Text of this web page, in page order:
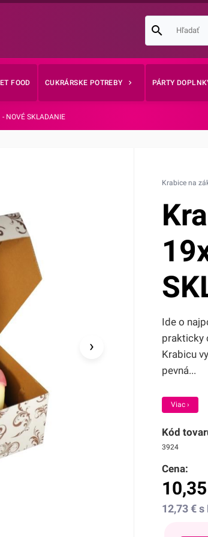
FOOD CUKRÁRSKE POTREBY PÁRTY
NOVÉ SKLADANIE
›
Krabice na
Ide o
prakticky
Krabicu
pevná...
Viac ›
Kód
3924
Cena:
10,35
12,73€s